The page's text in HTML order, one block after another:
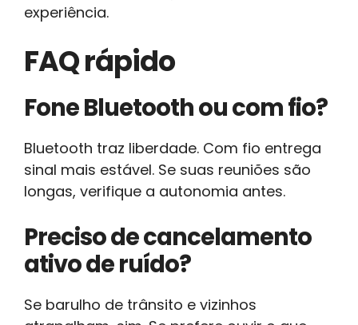
experiência.
FAQ rápido
Fone Bluetooth ou com fio?
Bluetooth traz liberdade. Com fio entrega
sinal mais estável. Se suas reuniões são
longas, verifique a autonomia antes.
Preciso de cancelamento
ativo de ruído?
Se barulho de trânsito e vizinhos